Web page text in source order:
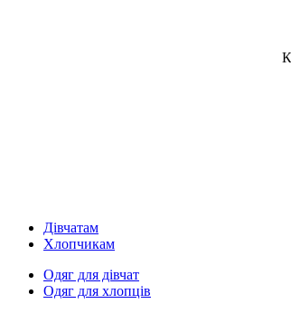
Дівчатам
Хлопчикам
Одяг для дівчат
Одяг для хлопців